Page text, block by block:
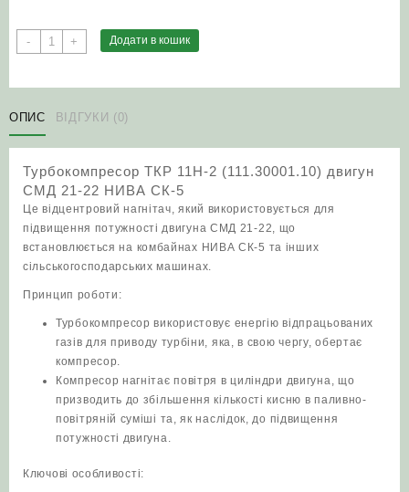
-
Турбокомпресор
ТКР
двигун
СМД
22
НИВА
СК-5
кількість
+ Додати в кошик
ОПИС ВІДГУКИ (0)
Турбокомпресор ТКР 11Н-2 (111.30001.10) двигун
СМД 21-22 НИВА СК-5
Це відцентровий нагнітач, який використовується для
підвищення потужності двигуна СМД 21-22, що
встановлюється на комбайнах НИВА СК-5 та інших
сільськогосподарських машинах.
Принцип роботи:
Турбокомпресор використовує енергію відпрацьованих
газів для приводу турбіни, яка, в свою чергу, обертає
компресор.
Компресор нагнітає повітря в циліндри двигуна, що
призводить до збільшення кількості кисню в паливно-
повітряній суміші та, як наслідок, до підвищення
потужності двигуна.
Ключові особливості: